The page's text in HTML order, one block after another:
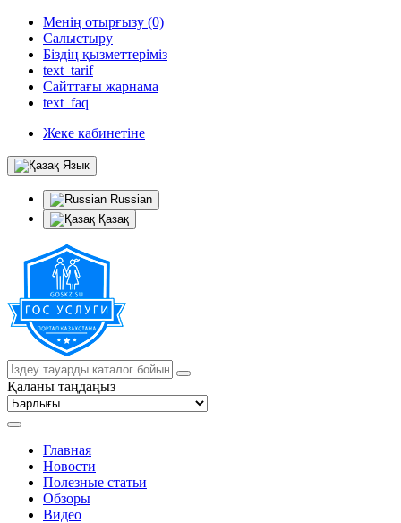
Менің отырғызу (0)
Салыстыру
Біздің қызметтеріміз
text_tarif
Сайттағы жарнама
text_faq
Жеке кабинетіне
Язык
Russian
Қазақ
Қаланы таңдаңыз
Главная
Новости
Полезные статьи
Обзоры
Видео